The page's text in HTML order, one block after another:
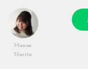
Manae
Narita